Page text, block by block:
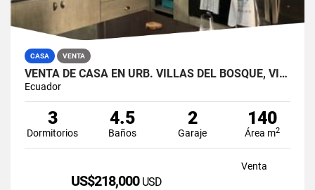
CASA VENTA
VENTA DE CASA EN URB. VILLAS DEL BOSQUE, VÍA A LA COSTA
Ecuador
3
Dormitorios
4.5
Baños
2
Garaje
140
Área m2
Venta
US$218,000 USD